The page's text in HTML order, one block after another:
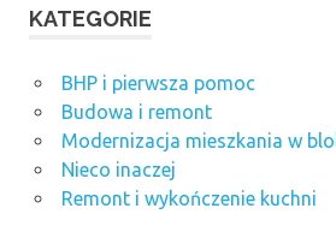
KATEGORIE
BHP i pierwsza pomoc
Budowa i remont
Modernizacja mieszkania w
Nieco inaczej
Remont i wykończenie kuchni